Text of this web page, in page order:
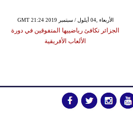
GMT 21:24 2019 الأربعاء ,04 أيلول / سبتمبر
الجزائر تكافئ رياضييها المتفوقين في دورة
الألعاب الأفريقية